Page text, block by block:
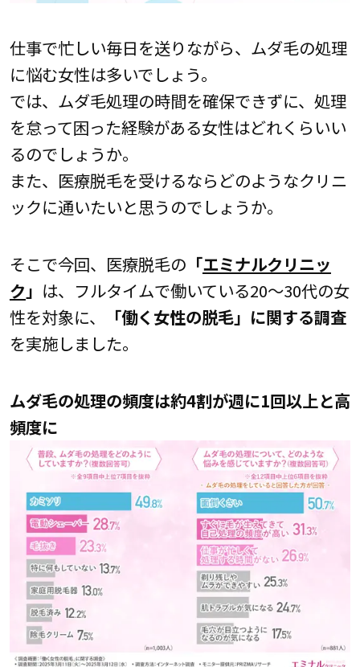
仕事で忙しい毎日を送りながら、ムダ毛の処理
に悩む女性は多いでしょう。
では、ムダ毛処理の時間を確保できずに、処理
を怠って困った経験がある女性はどれくらいい
るのでしょうか。
また、医療脱毛を受けるならどのようなクリニ
ックに通いたいと思うのでしょうか。
そこで今回、医療脱毛の 「エミナルクリニッ
ク 」 は、フルタイムで働いている20～30代の女
性を対象に、
「働く女性の脱毛」に関する調査
を実施しました。
ムダ毛の処理の頻度は約4割が週に1回以上と高
頻度に